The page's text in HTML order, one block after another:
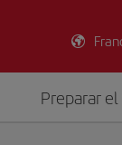
Preparar